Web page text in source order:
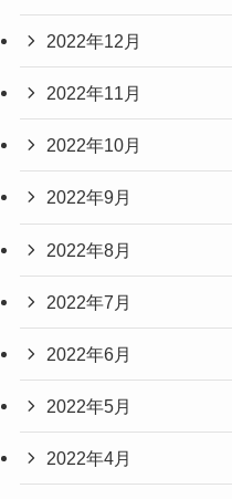
2022年12月
2022年11月
2022年10月
2022年9月
2022年8月
2022年7月
2022年6月
2022年5月
2022年4月